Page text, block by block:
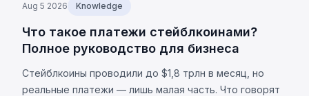
Aug 5 2026 Knowledge
Что такое платежи стейблкоинами?
Полное руководство для бизнеса
Стейблкоины проводили до $1,8 трлн в месяц, но
реальные платежи — лишь малая часть. Что говорят